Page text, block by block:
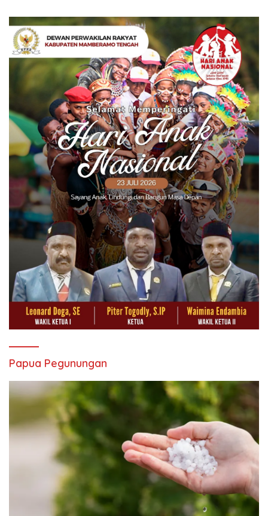
Papua Pegunungan